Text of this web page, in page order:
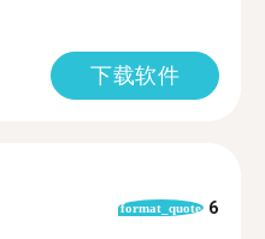
下载软件
format_quote 6